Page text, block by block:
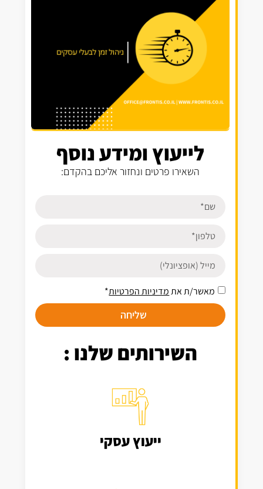
לייעוץ ומידע נוסף
השאירו פרטים ונחזור אליכם בהקדם:
מאשר/ת אתמדיניות הפרטיות*
שליחה
השירותים שלנו :
ייעוץ עסקי